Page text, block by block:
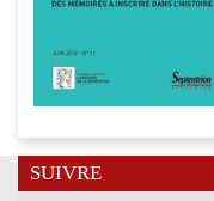
SUIVRE